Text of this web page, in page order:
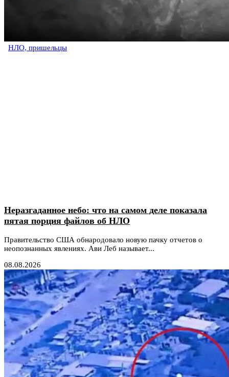
НЛО, пришельцы
Неразгаданное небо: что на самом деле показала
пятая порция файлов об НЛО
Правительство США обнародовало новую пачку отчетов о
неопознанных явлениях. Ави Леб называет...
08.08.2026